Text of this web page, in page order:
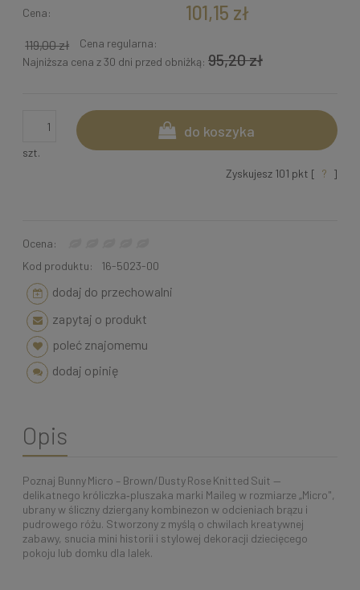
Cena: 101,15 zł
Cena regularna:
119,00 zł
Najniższa cena z 30 dni przed obniżką: 95,20 zł
szt.
do koszyka
Zyskujesz 101 pkt [ ? ]
Ocena:
Kod produktu:
16-5023-00
dodaj do przechowalni
zapytaj o produkt
poleć znajomemu
dodaj opinię
Opis
Poznaj Bunny Micro – Brown/Dusty Rose Knitted Suit —
delikatnego króliczka‑pluszaka marki Maileg w rozmiarze „Micro",
ubrany w śliczny dziergany kombinezon w odcieniach brązu i
pudrowego różu. Stworzony z myślą o chwilach kreatywnej
zabawy, snucia mini historii i stylowej dekoracji dziecięcego
pokoju lub domku dla lalek.